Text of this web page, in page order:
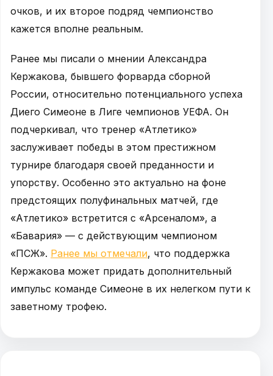
очков, и их второе подряд чемпионство
кажется вполне реальным.
Ранее мы писали о мнении Александра
Кержакова, бывшего форварда сборной
России, относительно потенциального успеха
Диего Симеоне в Лиге чемпионов УЕФА. Он
подчеркивал, что тренер «Атлетико»
заслуживает победы в этом престижном
турнире благодаря своей преданности и
упорству. Особенно это актуально на фоне
предстоящих полуфинальных матчей, где
«Атлетико» встретится с «Арсеналом», а
«Бавария» — с действующим чемпионом
«ПСЖ». Ранее мы отмечали, что поддержка
Кержакова может придать дополнительный
импульс команде Симеоне в их нелегком пути к
заветному трофею.